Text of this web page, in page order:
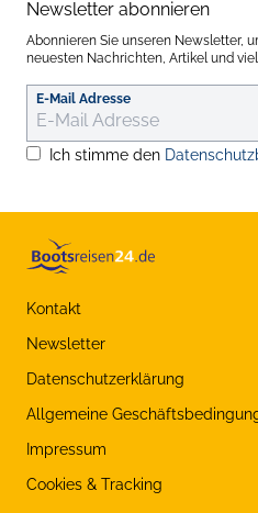
Newsletter abonnieren
Abonnieren Sie unseren Newsletter,
neuesten Nachrichten, Artikel und
E-Mail Adresse
Ich stimme den
Kontakt
Newsletter
Datenschutzerklärung
Allgemeine
Impressum
Cookies & Tracking